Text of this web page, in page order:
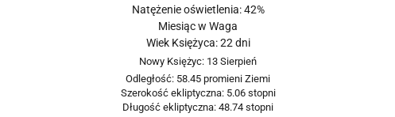
Natężenie oświetlenia: 42%
Miesiąc w Waga
Wiek Księżyca: 22 dni
Nowy Księżyc: 13 Sierpień
Odległość: 58.45 promieni Ziemi
Szerokość ekliptyczna: 5.06 stopni
Długość ekliptyczna: 48.74 stopni